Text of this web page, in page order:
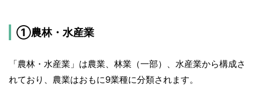
①農林・水産業
「農林・水産業」は農業、林業（一部）、水産業から構成さ
れており、農業はおもに9業種に分類されます。